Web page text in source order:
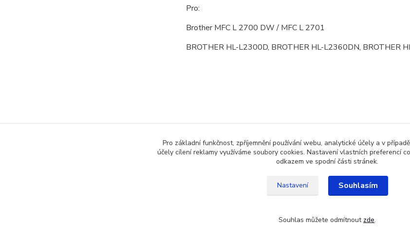
Pro:
Brother MFC L 2700 DW / MFC L 2701
BROTHER HL-L2300D, BROTHER HL-L2360DN, BROTHER
Tonery pro Brother
Pro základní funkčnost, zpříjemnění používání webu, analytické účely a v
účely cílení reklamy využíváme soubory cookies. Nastavení vlastních preferencí
odkazem ve spodní části stránek.
Nastavení Souhlasím
Souhlas můžete odmítnout zde.